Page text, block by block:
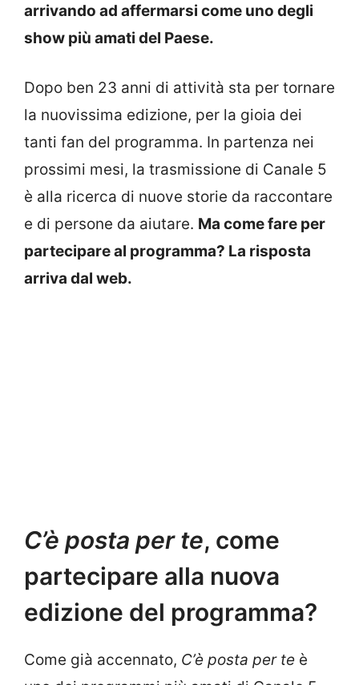
arrivando ad affermarsi come uno degli
show più amati del Paese.
Dopo ben 23 anni di attività sta per tornare
la nuovissima edizione, per la gioia dei
tanti fan del programma. In partenza nei
prossimi mesi, la trasmissione di Canale 5
è alla ricerca di nuove storie da raccontare
e di persone da aiutare. Ma come fare per
partecipare al programma? La risposta
arriva dal web.
C’è posta per te, come
partecipare alla nuova
edizione del programma?
Come già accennato, C’è posta per te è